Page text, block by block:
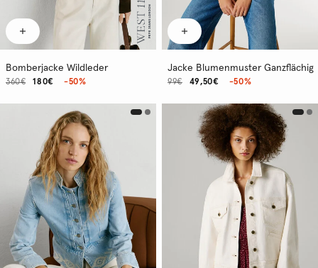
Bomberjacke Wildleder
180€
360€ -50%
Jacke Blumenmuster Ganzflächig
49,50€
99€ -50%